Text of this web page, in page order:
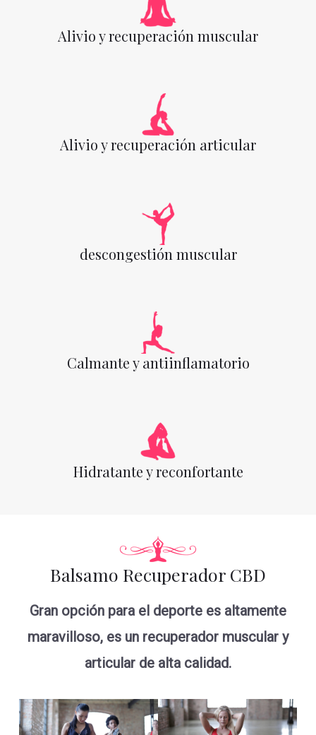
Alivio y recuperación muscular
Alivio y recuperación articular
descongestión muscular
Calmante y antiinflamatorio
Hidratante y reconfortante
Balsamo Recuperador CBD
Gran opción para el deporte es altamente
maravilloso, es un recuperador muscular y
articular de alta calidad.